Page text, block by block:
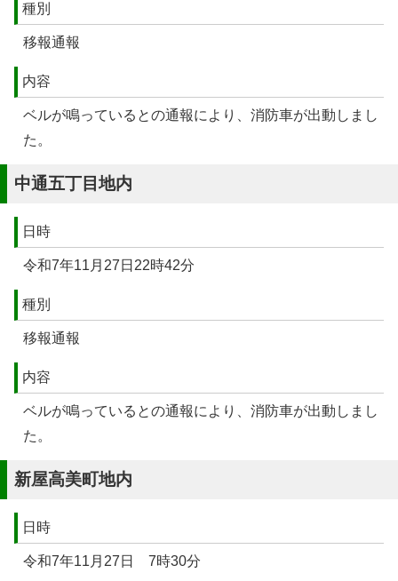
種別
移報通報
内容
ベルが鳴っているとの通報により、消防車が出動しまし
た。
中通五丁目地内
日時
令和7年11月27日22時42分
種別
移報通報
内容
ベルが鳴っているとの通報により、消防車が出動しまし
た。
新屋高美町地内
日時
令和7年11月27日 7時30分